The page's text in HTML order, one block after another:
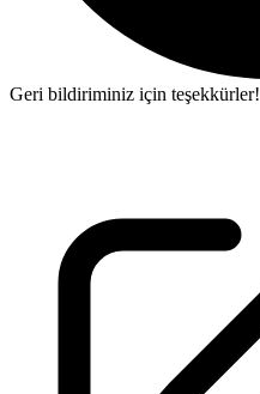
Geri bildiriminiz için teşekkürler!